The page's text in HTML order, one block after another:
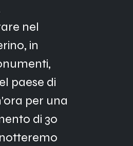
nel
in
paese di
per una
di 30